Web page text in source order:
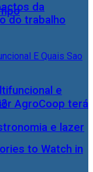
AgroCoop terá
e lazer
da
do trabalho
e
to Watch in